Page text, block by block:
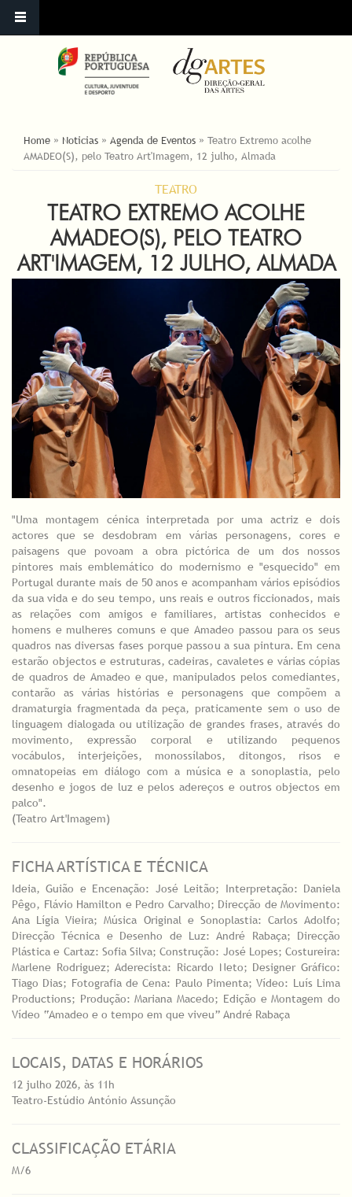
ESTÁ AQUI
Home » Noticias » Agenda de Eventos » Teatro Extremo acolhe
AMADEO(S), pelo Teatro Art'Imagem, 12 julho, Almada
TEATRO
TEATRO EXTREMO ACOLHE
AMADEO(S), PELO TEATRO
ART'IMAGEM, 12 JULHO, ALMADA
"Uma montagem cénica interpretada por uma actriz e dois
actores que se desdobram em várias personagens, cores e
paisagens que povoam a obra pictórica de um dos nossos
pintores mais emblemático do modernismo e "esquecido" em
Portugal durante mais de 50 anos e acompanham vários episódios
da sua vida e do seu tempo, uns reais e outros ficcionados, mais
as relações com amigos e familiares, artistas conhecidos e
homens e mulheres comuns e que Amadeo passou para os seus
quadros nas diversas fases porque passou a sua pintura. Em cena
estarão objectos e estruturas, cadeiras, cavaletes e várias cópias
de quadros de Amadeo e que, manipulados pelos comediantes,
contarão as várias histórias e personagens que compõem a
dramaturgia fragmentada da peça, praticamente sem o uso de
linguagem dialogada ou utilização de grandes frases, através do
movimento, expressão corporal e utilizando pequenos
vocábulos, interjeições, monossílabos, ditongos, risos e
omnatopeias em diálogo com a música e a sonoplastia, pelo
desenho e jogos de luz e pelos adereços e outros objectos em
palco".
(Teatro Art'Imagem)
FICHA ARTÍSTICA E TÉCNICA
Ideia, Guião e Encenação: José Leitão; Interpretação: Daniela
Pêgo, Flávio Hamilton e Pedro Carvalho; Direcção de Movimento:
Ana Lígia Vieira; Música Original e Sonoplastia: Carlos Adolfo;
Direcção Técnica e Desenho de Luz: André Rabaça; Direcção
Plástica e Cartaz: Sofia Silva; Construção: José Lopes; Costureira:
Marlene Rodriguez; Aderecista: Ricardo Neto; Designer Gráfico:
Tiago Dias; Fotografia de Cena: Paulo Pimenta; Vídeo: Luís Lima
Productions; Produção: Mariana Macedo; Edição e Montagem do
Vídeo “Amadeo e o tempo em que viveu” André Rabaça
LOCAIS, DATAS E HORÁRIOS
12 julho 2026, às 11h
Teatro-Estúdio António Assunção
CLASSIFICAÇÃO ETÁRIA
M/6